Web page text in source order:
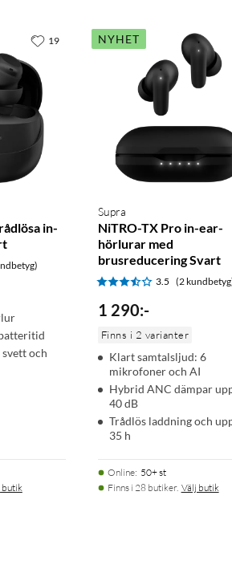
in-
och
butik
19 NYHET
Supra
NiTRO-TX Pro in-ear-
hörlurar med
brusreducering Svart
3.5 (2
1 290:-
Finns i 2 varianter
Klart samtalsljud: 6
mikrofoner och AI
Hybrid ANC dämpar
40 dB
Trådlös laddning och
35 h
Online: 50+ st
Finns i 28 butiker. Välj butik